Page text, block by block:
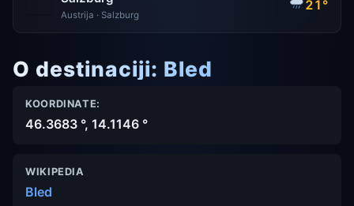
Austrija · Salzburg
21°
O destinaciji: Bled
KOORDINATE:
46.3683 °, 14.1146 °
WIKIPEDIA
Bled